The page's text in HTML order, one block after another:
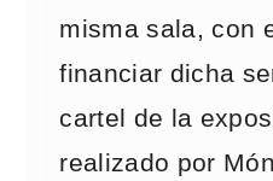
misma sala, con
financiar dicha
cartel de la
realizado por